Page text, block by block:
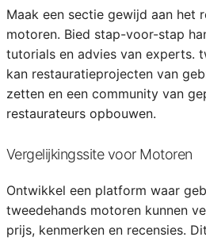
Maak een sectie gewijd aan het
motoren. Bied stap-voor-stap
tutorials en advies van experts.
kan restauratieprojecten van
zetten en een community van
restaurateurs opbouwen.
Vergelijkingssite voor Motoren
Ontwikkel een platform waar
tweedehands motoren kunnen
prijs, kenmerken en recensies.